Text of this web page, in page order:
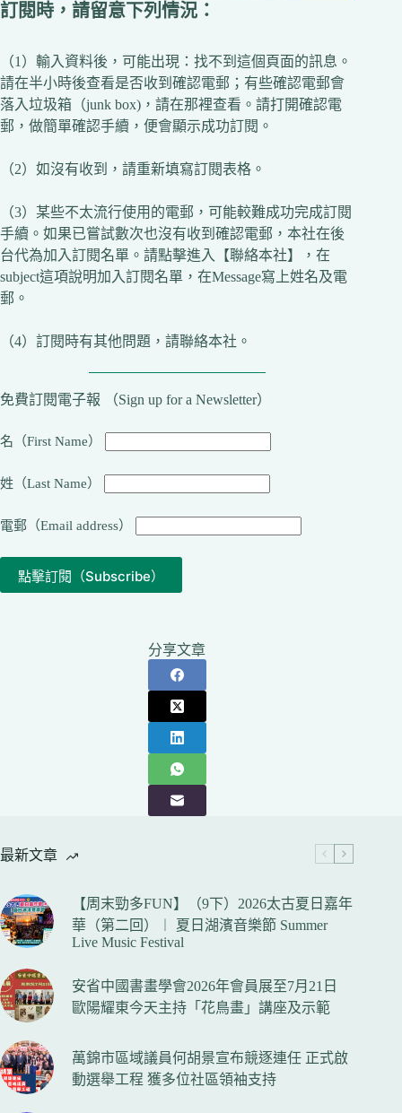
訂閱時，請留意下列情況：
（1）輸入資料後，可能出現：找不到這個頁面的訊息。
請在半小時後查看是否收到確認電郵；有些確認電郵會
落入垃圾箱（junk box)，請在那裡查看。請打開確認電
郵，做簡單確認手續，便會顯示成功訂閱。
（2）如沒有收到，請重新填寫訂閱表格。
（3）某些不太流行使用的電郵，可能較難成功完成訂閱
手續。如果已嘗試數次也沒有收到確認電郵，本社在後
台代為加入訂閱名單。請點擊進入【聯絡本社】，在
subject這項說明加入訂閱名單，在Message寫上姓名及電
郵。
（4）訂閱時有其他問題，請聯絡本社。
免費訂閱電子報 （Sign up for a Newsletter）
名（First Name）
姓（Last Name）
電郵（Email address）
分享文章
最新文章
【周末勁多FUN】（9下）2026太古夏日嘉年
華（第二回）︱ 夏日湖濱音樂節 Summer
Live Music Festival
安省中國書畫學會2026年會員展至7月21日
歐陽耀東今天主持「花鳥畫」講座及示範
萬錦市區域議員何胡景宣布競逐連任 正式啟
動選舉工程 獲多位社區領袖支持